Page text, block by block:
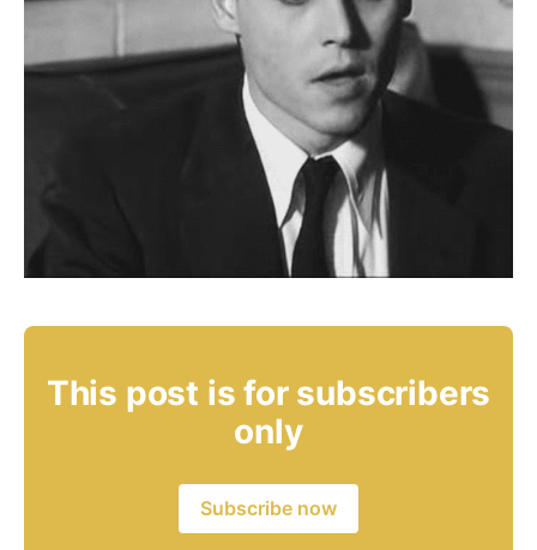
This post is for subscribers
only
Subscribe now